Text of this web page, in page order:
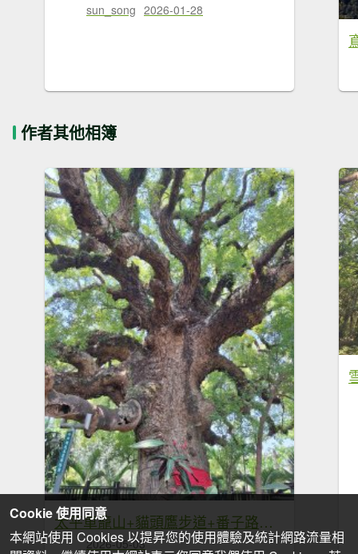
sun_song 2026-01-28
作者其他相簿
太平車籠山+貓頭鷹步道+番子路山+豬槽山20260502
2026-05-03
Cookie 使用同意
本網站使用 Cookies 以提昇您的使用體驗及統計網路流量相